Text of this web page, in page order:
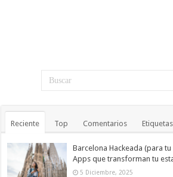
Reciente Top Comentarios Etiquetas
Barcelona Hackeada (para
Apps que transforman tu
5 Diciembre, 2025